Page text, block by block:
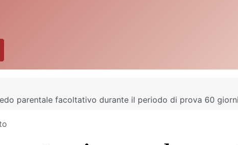
parentale facoltativo durante il periodo di prova 60